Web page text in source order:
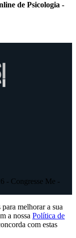
de Psicologia -
- Congresse Me -
melhorar a sua
a nossa Política de
com estas